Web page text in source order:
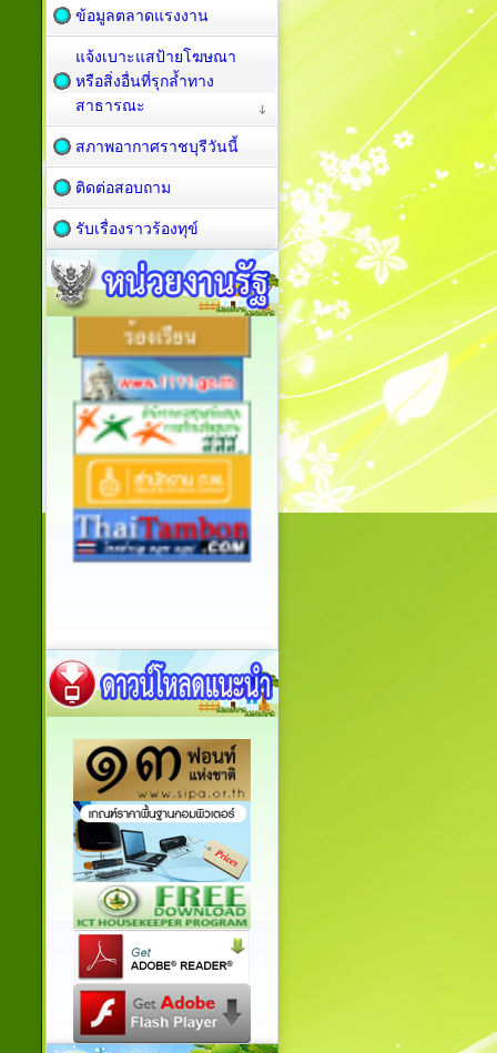
ข้อมูลตลาดแรงงาน
แจ้งเบาะแสป้ายโฆษณา
หรือสิ่งอื่นที่รุกล้ำทาง
สาธารณะ
สภาพอากาศราชบุรีวันนี้
ติดต่อสอบถาม
รับเรื่องราวร้องทุข์